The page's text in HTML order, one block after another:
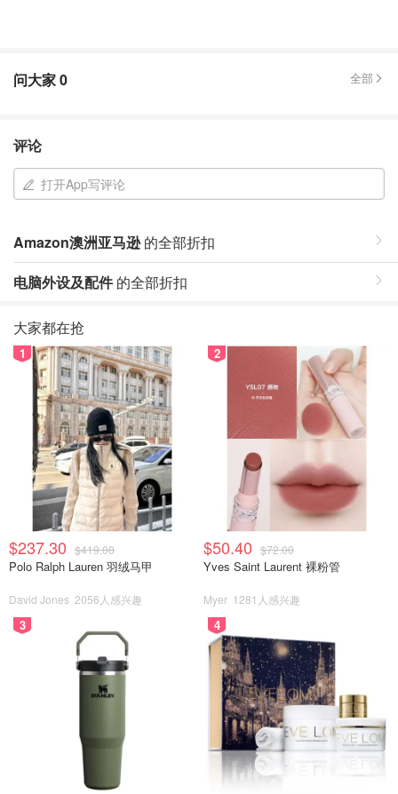
问大家0 全部
评论
打开App写评论
Amazon澳洲亚马逊的全部折扣
电脑外设及配件的全部折扣
大家都在抢
1
$237.30 $419.00
Polo Ralph Lauren 羽绒马甲
David Jones 2056人感兴趣
2
$50.40 $72.00
Yves Saint Laurent 裸粉管
Myer 1281人感兴趣
3 4